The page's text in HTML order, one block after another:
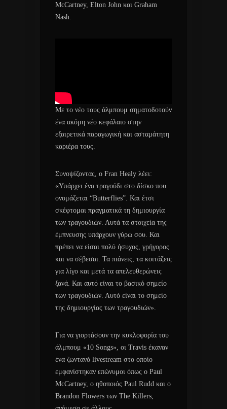
McCartney, Elton John και Graham
Nash.
Με το νέο τους άλμπουμ σηματοδοτούν
ένα ακόμη νέο κεφάλαιο στην
εξαιρετικά παραγωγική και ασταμάτητη
καριέρα τους.
Συνοψίζοντας, ο Fran Healy λέει:
«Υπάρχει ένα τραγούδι στο δίσκο που
ονομάζεται “Butterflies”. Και έτσι
σκέφτομαι πραγματικά τη δημιουργία
των τραγουδιών. Αυτά τα στοιχεία της
έμπνευσης υπάρχουν γύρω σου. Και
πρέπει να είσαι πολύ ήσυχος, γρήγορος
και να σέβεσαι. Τα πιάνεις, τα κοιτάζεις
για λίγο και μετά τα απελευθερώνεις
ξανά. Και αυτό είναι το βασικό σημείο
των τραγουδιών. Αυτό είναι το σημείο
της δημιουργίας των τραγουδιών».
Για να γιορτάσουν την κυκλοφορία του
άλμπουμ «10 Songs», οι Travis έκαναν
ένα ζωντανό livestream στο οποίο
εμφανίστηκαν επώνυμοι όπως ο Paul
McCartney, ο ηθοποιός Paul Rudd και ο
Brandon Flowers των The Killers,